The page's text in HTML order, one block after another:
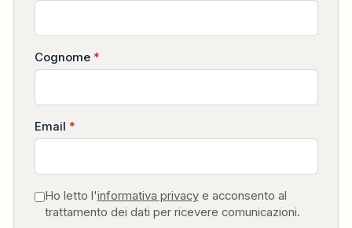
Cognome *
Email *
Ho letto l'informativa privacye acconsento al
trattamento dei dati per ricevere comunicazioni.